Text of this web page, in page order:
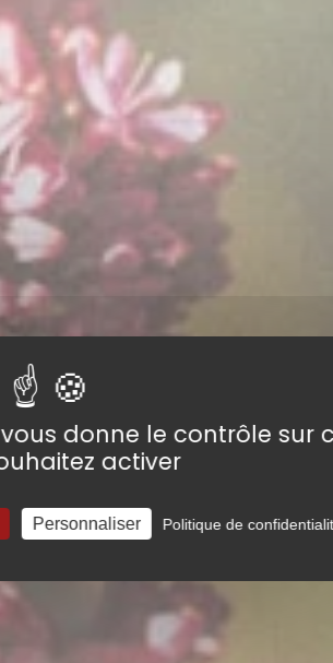
donne le contrôle sur
activer
Personnaliser Politique de